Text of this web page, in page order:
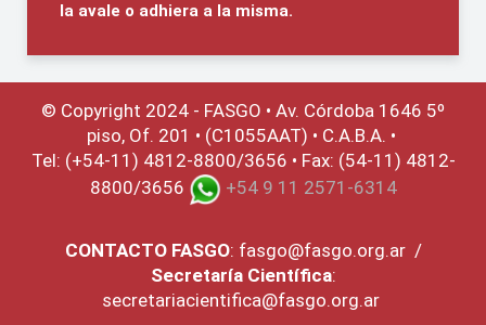
la avale o adhiera a la misma.
© Copyright 2024 - FASGO • Av. Córdoba 1646 5º
piso, Of. 201 • (C1055AAT) • C.A.B.A. •
Tel: (+54-11) 4812-8800/3656 • Fax: (54-11) 4812-
8800/3656
+54 9 11 2571-6314
CONTACTO FASGO: fasgo@fasgo.org.ar/
Secretaría Científica:
secretariacientifica@fasgo.org.ar